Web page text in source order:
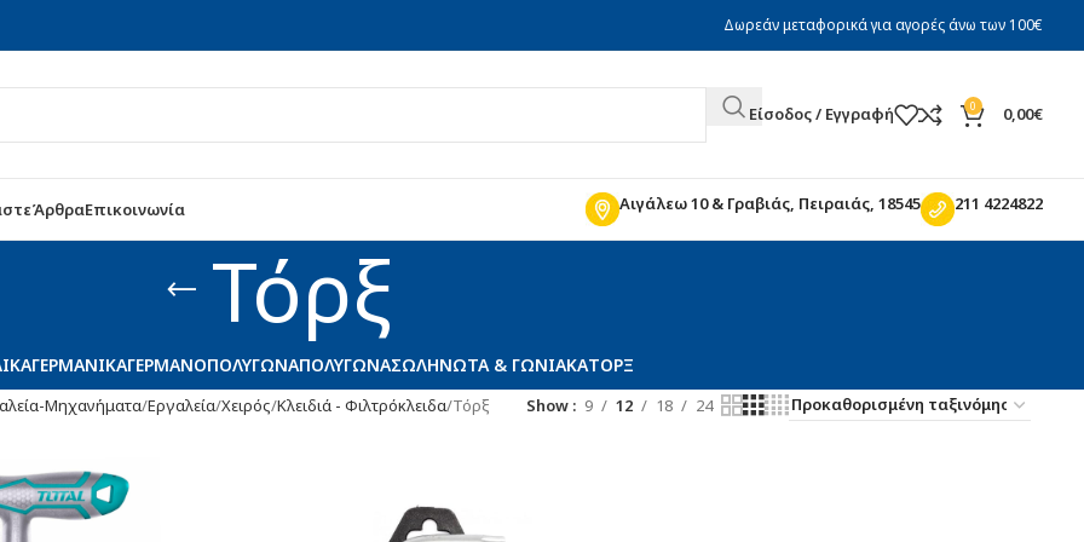
Δωρεάν μεταφορικά για αγορές άνω των 100€
Είσοδος / Εγγραφή 0 0,00€
ΆρθραΕπικοινωνία Αιγάλεω 10 & Γραβιάς, Πειραιάς, 18545 211 4224822
Τόρξ
ΓΕΡΜΑΝΙΚΆΓΕΡΜΑΝΟΠΟΛΎΓΩΝΑΠΟΛΎΓΩΝΑΣΩΛΗΝΩΤΆ & ΓΩΝΙΑΚΆΤΌΡΞ
Μηχανήματα Εργαλεία Χειρός Κλειδιά - Φιλτρόκλειδα Τόρξ Show 9 12 18 24